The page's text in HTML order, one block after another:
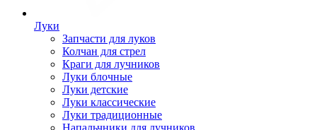
Луки
Запчасти для луков
Колчан для стрел
Краги для лучников
Луки блочные
Луки детские
Луки классические
Луки традиционные
Напальчники для лучников